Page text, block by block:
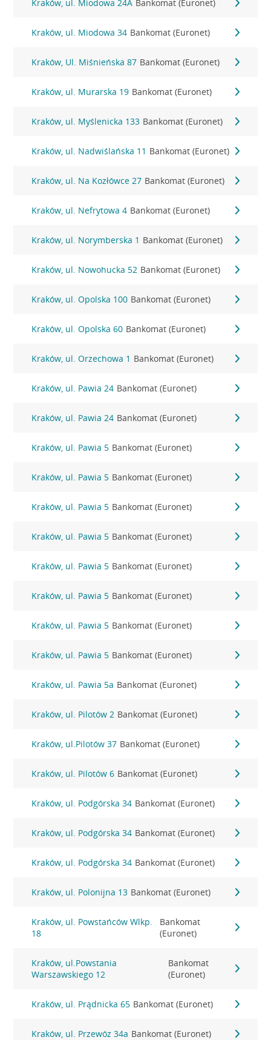
Kraków, ul. Miodowa 24A Bankomat (Euronet)
Kraków, ul. Miodowa 34 Bankomat (Euronet)
Kraków, Ul. Miśnieńska 87 Bankomat (Euronet)
Kraków, ul. Murarska 19 Bankomat (Euronet)
Kraków, ul. Myślenicka 133 Bankomat (Euronet)
Kraków, ul. Nadwiślańska 11 Bankomat (Euronet)
Kraków, ul. Na Kozłówce 27 Bankomat (Euronet)
Kraków, ul. Nefrytowa 4 Bankomat (Euronet)
Kraków, ul. Norymberska 1 Bankomat (Euronet)
Kraków, ul. Nowohucka 52 Bankomat (Euronet)
Kraków, ul. Opolska 100 Bankomat (Euronet)
Kraków, ul. Opolska 60 Bankomat (Euronet)
Kraków, ul. Orzechowa 1 Bankomat (Euronet)
Kraków, ul. Pawia 24 Bankomat (Euronet)
Kraków, ul. Pawia 24 Bankomat (Euronet)
Kraków, ul. Pawia 5 Bankomat (Euronet)
Kraków, ul. Pawia 5 Bankomat (Euronet)
Kraków, ul. Pawia 5 Bankomat (Euronet)
Kraków, ul. Pawia 5 Bankomat (Euronet)
Kraków, ul. Pawia 5 Bankomat (Euronet)
Kraków, ul. Pawia 5 Bankomat (Euronet)
Kraków, ul. Pawia 5 Bankomat (Euronet)
Kraków, ul. Pawia 5 Bankomat (Euronet)
Kraków, ul. Pawia 5a Bankomat (Euronet)
Kraków, ul. Pilotów 2 Bankomat (Euronet)
Kraków, ul.Pilotów 37 Bankomat (Euronet)
Kraków, ul. Pilotów 6 Bankomat (Euronet)
Kraków, ul. Podgórska 34 Bankomat (Euronet)
Kraków, ul. Podgórska 34 Bankomat (Euronet)
Kraków, ul. Podgórska 34 Bankomat (Euronet)
Kraków, ul. Polonijna 13 Bankomat (Euronet)
Kraków, ul. Powstańców Wlkp.
18
Bankomat
(Euronet)
Kraków, ul.Powstania
Warszawskiego 12
Bankomat
(Euronet)
Kraków, ul. Prądnicka 65 Bankomat (Euronet)
Kraków, ul. Przewóz 34a Bankomat (Euronet)